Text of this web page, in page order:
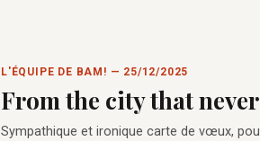
L'ÉQUIPE DE BAM! — 25/12/2025
From the city that never
Sympathique et ironique carte de vœux,